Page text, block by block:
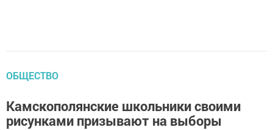
ОБЩЕСТВО
Камскополянские школьники своими
рисунками призывают на выборы